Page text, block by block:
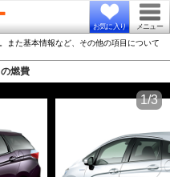
お気に入り メニュー
また基本情報など、その他の項目について
燃費
1/3